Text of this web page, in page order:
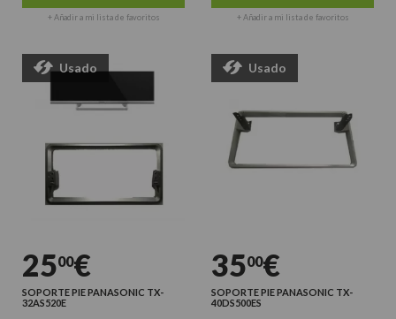
+ Añadir a mi lista de favoritos + Añadir a mi lista de favoritos
Usado
2500€
SOPORTE PIE PANASONIC TX-
32AS520E
Usado
3500€
SOPORTE PIE PANASONIC TX-
40DS500ES